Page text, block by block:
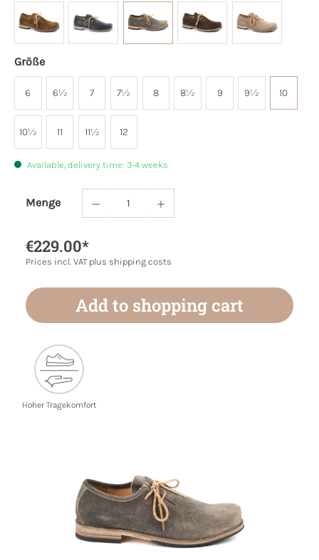
Größe
6 6½ 7 7½ 8 8½ 9 9½ 10
10½ 11 11½ 12
Available, delivery time: 3-4 weeks
Menge
Product Quantity: Enter the desired
€229.00*
Prices incl. VAT plus shipping costs
Add to shopping cart
Hoher Tragekomfort